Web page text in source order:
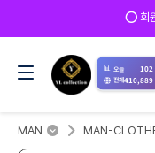
⭕ 회
📊 오늘 102
전체410,889
MAN MAN-